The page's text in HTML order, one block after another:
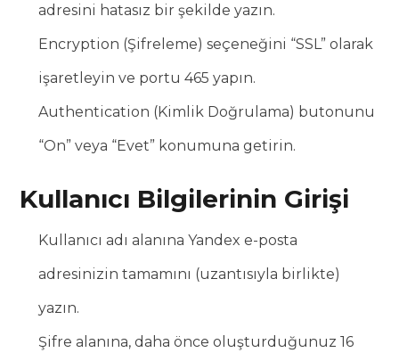
adresini hatasız bir şekilde yazın.
Encryption (Şifreleme) seçeneğini “SSL” olarak
işaretleyin ve portu 465 yapın.
Authentication (Kimlik Doğrulama) butonunu
“On” veya “Evet” konumuna getirin.
Kullanıcı Bilgilerinin Girişi
Kullanıcı adı alanına Yandex e-posta
adresinizin tamamını (uzantısıyla birlikte)
yazın.
Şifre alanına, daha önce oluşturduğunuz 16